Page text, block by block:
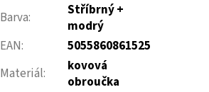
Barva:
Stříbrný +
modrý
EAN:
5055860861525
Materiál:
kovová
obroučka